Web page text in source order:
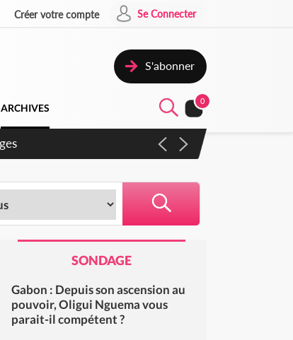
Créer votre compte Se Connecter
S'abonner
ARCHIVES
0
SONDAGE
Gabon : Depuis son ascension au
pouvoir, Oligui Nguema vous
parait-il compétent ?